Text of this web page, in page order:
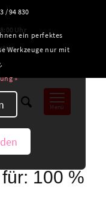
/ 94 830
Uhr
Menü
100 %
ein perfektes
Werkzeuge nur mit
»